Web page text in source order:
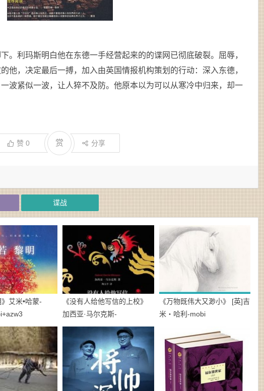
。利玛斯明白他在东德一手经营起来的的谍网已彻底破裂。屈辱，
他，决定最后一搏，加入由英国情报机构策划的行动：深入东德，
波紧似一波，让人猝不及防。他原本以为可以从寒冷中归来，却一
赞 0 赏 分享
谍战
》艾米•哈蒙-
《没有人给他写信的上校》
加西亚·马尔克斯-
epub+mobi+azw3
《万物既伟大又渺小》 [英]吉
米・哈利-mobi